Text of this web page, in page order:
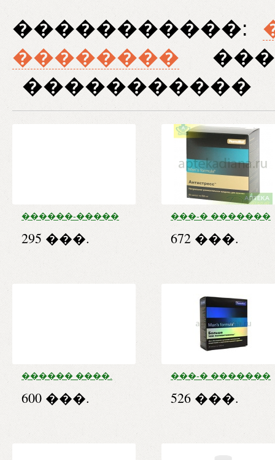
�����������:
��������
�����������
������-�����
295 ���.
���-� �������
����. �60
672 ���.
������ ����.
600 ���.
���-� �������
������������
526 ���.